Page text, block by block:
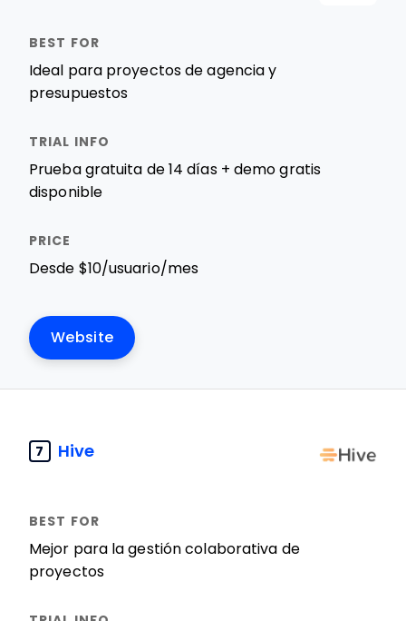
Ideal para proyectos de agencia y
presupuestos
Prueba gratuita de 14 días + demo gratis
disponible
Desde $10/usuario/mes
Website
7 Hive
Mejor para la gestión colaborativa de
proyectos